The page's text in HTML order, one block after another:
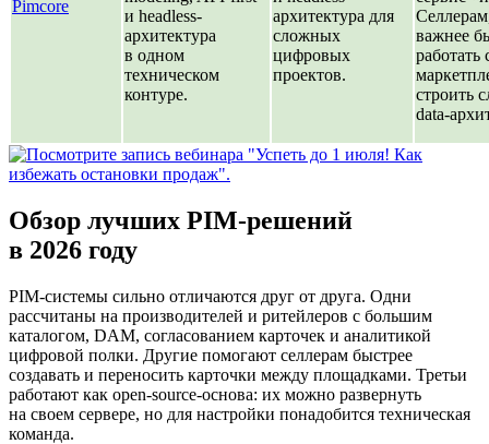
Pimcore
и headless-
архитектура
в одном
техническом
контуре.
архитектура для
сложных
цифровых
проектов.
важнее
работать
строить
data-
Обзор лучших PIM-решений
в 2026 году
PIM-системы сильно отличаются друг от друга. Одни
рассчитаны на производителей и ритейлеров с большим
каталогом, DAM, согласованием карточек и аналитикой
цифровой полки. Другие помогают селлерам быстрее
создавать и переносить карточки между площадками. Третьи
работают как open-source-основа: их можно развернуть
на своем сервере, но для настройки понадобится техническая
команда.